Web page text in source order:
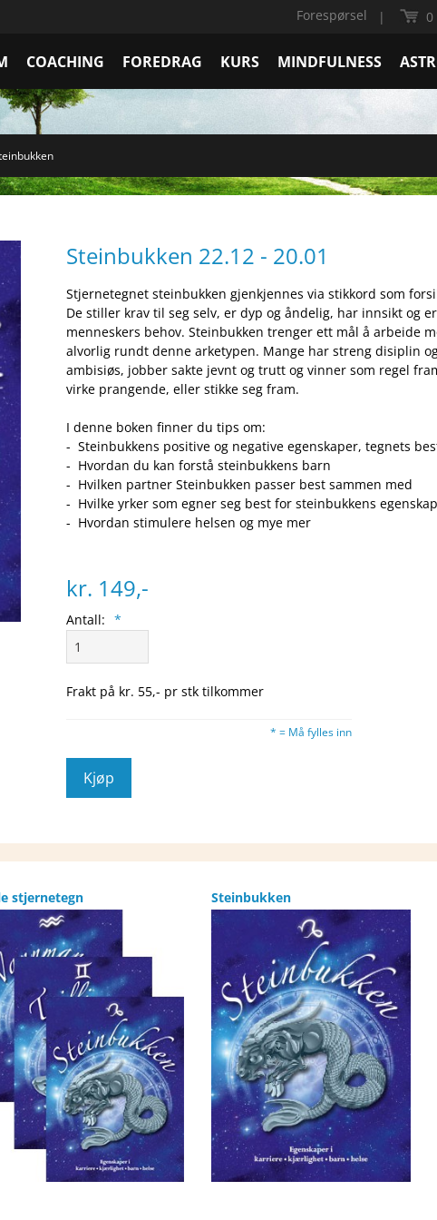
Forespørsel | 0
COACHING FOREDRAG KURS MINDFULNESS
Steinbukken 22.12 - 20.01
Stjernetegnet steinbukken gjenkjennes via stikkord som
De stiller krav til seg selv, er dyp og åndelig, har innsikt og
menneskers behov. Steinbukken trenger ett mål å arbeide
alvorlig rundt denne arketypen. Mange har streng disiplin
ambisiøs, jobber sakte jevnt og trutt og vinner som regel
virke prangende, eller stikke seg fram.
I denne boken finner du tips om:
- Steinbukkens positive og negative egenskaper, tegnets
- Hvordan du kan forstå steinbukkens barn
- Hvilken partner Steinbukken passer best sammen med
- Hvilke yrker som egner seg best for steinbukkens
- Hvordan stimulere helsen og mye mer
kr. 149,-
Antall: *
Frakt på kr. 55,- pr stk tilkommer
* = Må fylles inn
stjernetegn Steinbukken